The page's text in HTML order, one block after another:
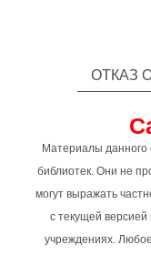
ОТКАЗ
Материалы данного
библиотек. Они не
могут выражать
с текущей
учреждениях.